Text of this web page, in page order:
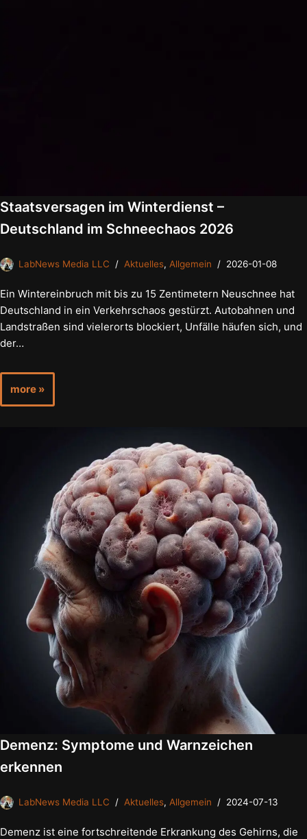
Staatsversagen im Winterdienst –
Deutschland im Schneechaos 2026
LabNews Media LLC Aktuelles, Allgemein 2026-01-08
Ein Wintereinbruch mit bis zu 15 Zentimetern Neuschnee hat
Deutschland in ein Verkehrschaos gestürzt. Autobahnen und
Landstraßen sind vielerorts blockiert, Unfälle häufen sich, und
der…
more »
Demenz: Symptome und Warnzeichen
erkennen
LabNews Media LLC Aktuelles, Allgemein 2024-07-13
Demenz ist eine fortschreitende Erkrankung des Gehirns, die